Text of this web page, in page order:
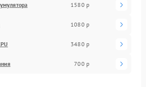
1580 р
1080 р
3480 р
700 р